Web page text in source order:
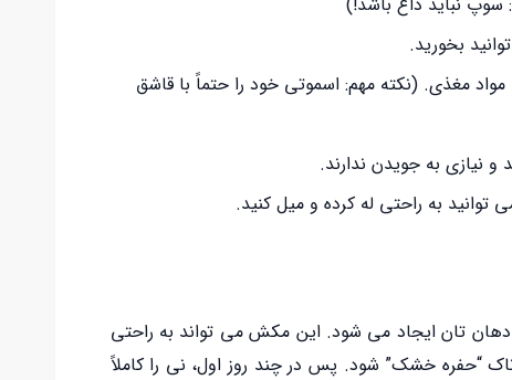
بخورید.
مواد مغذی. (نکته مهم: اسموتی خود را حتماً با قاشق
و نیازی به جویدن ندارند.
توانید به راحتی له کرده و میل کنید.
تان ایجاد می شود. این مکش می تواند به راحتی
“حفره خشک” شود. پس در چند روز اول، نی را کاملاً